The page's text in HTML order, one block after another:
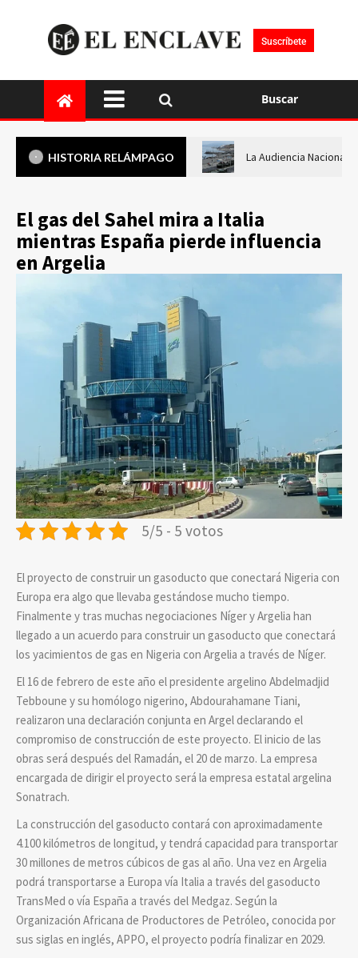
Suscríbete
Buscar
HISTORIA RELÁMPAGO La Audiencia Nacional
El gas del Sahel mira a Italia
mientras España pierde influencia
en Argelia
5/5 - 5 votos
El proyecto de construir un gasoducto que conectará Nigeria con
Europa era algo que llevaba gestándose mucho tiempo.
Finalmente y tras muchas negociaciones Níger y Argelia han
llegado a un acuerdo para construir un gasoducto que conectará
los yacimientos de gas en Nigeria con Argelia a través de Níger.
El 16 de febrero de este año el presidente argelino Abdelmadjid
Tebboune y su homólogo nigerino, Abdourahamane Tiani,
realizaron una declaración conjunta en Argel declarando el
compromiso de construcción de este proyecto. El inicio de las
obras será después del Ramadán, el 20 de marzo. La empresa
encargada de dirigir el proyecto será la empresa estatal argelina
Sonatrach.
La construcción del gasoducto contará con aproximadamente
4.100 kilómetros de longitud, y tendrá capacidad para transportar
30 millones de metros cúbicos de gas al año. Una vez en Argelia
podrá transportarse a Europa vía Italia a través del gasoducto
TransMed o vía España a través del Medgaz. Según la
Organización Africana de Productores de Petróleo, conocida por
sus siglas en inglés, APPO, el proyecto podría finalizar en 2029.